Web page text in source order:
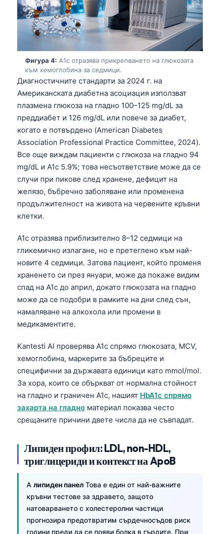
Фигура 4: A1c отразява прикрепването на глюкозата
към хемоглобина за седмици.
Диагностичните стандарти за 2024 г. на
Американската диабетна асоциация използват
плазмена глюкоза на гладно 100–125 mg/dL за
преддиабет и 126 mg/dL или повече за диабет,
когато е потвърдено (American Diabetes
Association Professional Practice Committee, 2024).
Все още виждам пациенти с глюкоза на гладно 94
mg/dL и A1c 5.9%; това несъответствие може да се
случи при пикове след хранене, дефицит на
желязо, бъбречно заболяване или променена
продължителност на живота на червените кръвни
клетки.
A1c отразява приблизително 8–12 седмици на
гликемично излагане, но е претеглено към най-
новите 4 седмици. Затова пациент, който променя
храненето си през януари, може да покаже видим
спад на A1c до април, докато глюкозата на гладно
може да се подобри в рамките на дни след сън,
намаляване на алкохола или промени в
медикаментите.
Kantesti AI проверява A1c спрямо глюкозата, MCV,
хемоглобина, маркерите за бъбреците и
специфични за държавата единици като mmol/mol.
За хора, които се объркват от нормална стойност
на гладно и граничен A1c, нашият HbA1c спрямо
захарта на гладно материал показва често
срещаните причини двете числа да не съвпадат.
Липиден профил: LDL, non-HDL,
триглицериди и контекст на ApoB
A липиден панел Това е един от най-важните
кръвни тестове за здравето, защото
натоварването с холестеролни частици
прогнозира предотвратим сърдечносъдов риск
години преди да се появи болка в гърдите. При
ئۇيغۇرچە
Кыргызча
Татар теле
Беларуская мова
Esperanto
Frysk
Norsk bokmål